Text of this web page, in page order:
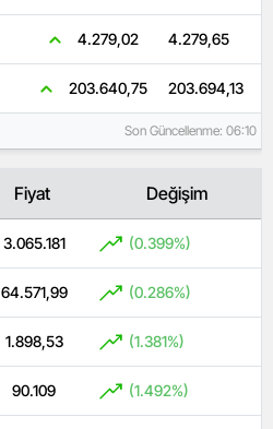
4.279,02 4.279,65
203.640,75 203.694,13
Son Güncellenme: 06:10
Fiyat Değişim
3.065.181 (0.399%)
64.571,99 (0.286%)
1.898,53 (1.381%)
90.109 (1.492%)